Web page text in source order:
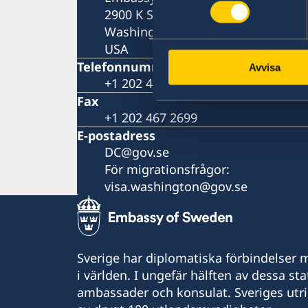
Avvisa
2900 K Street, N.W.
Washington, DC 20007
USA
Telefonnummer
+1 202 467 2600
Fax
+1 202 467 2699
E-postadress
DC@gov.se
För migrationsfrågor:
visa.washington@gov.se
Sverige har diplomatiska förbindelser
i världen. I ungefär hälften av dessa
ambassader och konsulat. Sveriges